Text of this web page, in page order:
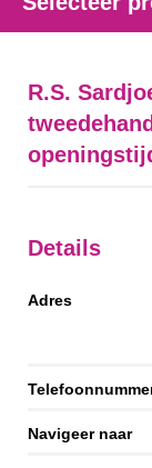
R.S.
Details
Adres
Navigeer naar